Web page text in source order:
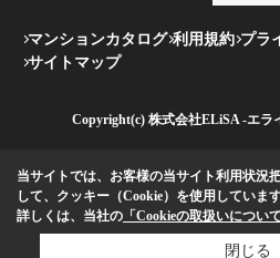
マンションカタログ 利用規約 プラ
サイトマップ
Copyright(c) 株式会社ELiSA -エラ
当サイトでは、お客様の当サイト利用状況
して、クッキー（Cookie）を使用しています
詳しくは、当社の 「Cookieの取扱いについて
閉じる